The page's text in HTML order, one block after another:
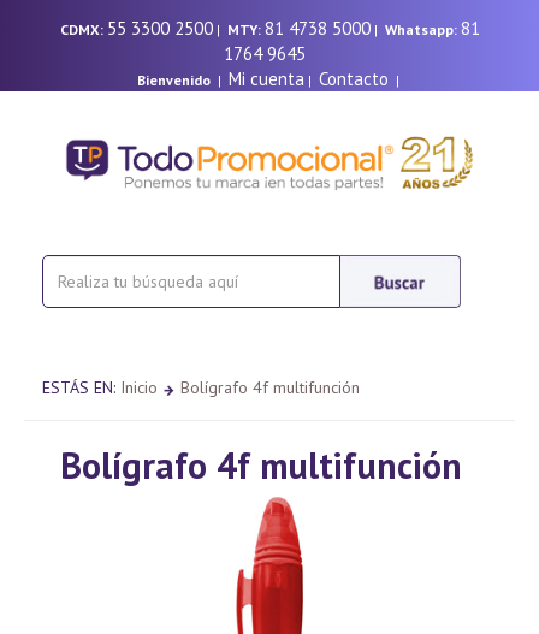
CDMX: 55 3300 2500| MTY: 81 4738 5000| Whatsapp: 81
1764 9645
Bienvenido| Mi cuenta | Contacto |
ESTÁS EN: Inicio Bolígrafo 4f multifunción
Bolígrafo 4f multifunción